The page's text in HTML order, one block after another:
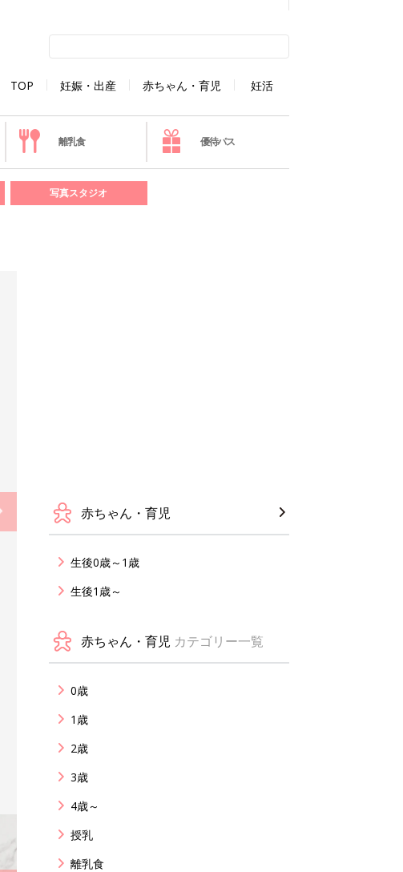
TOP 妊娠・出産 赤ちゃん・育児 妊活
離乳食 優待パス
写真スタジオ
赤ちゃん・育児
生後0歳～1歳
生後1歳～
赤ちゃん・育児 カテゴリー一覧
0歳
1歳
2歳
3歳
4歳～
授乳
離乳食